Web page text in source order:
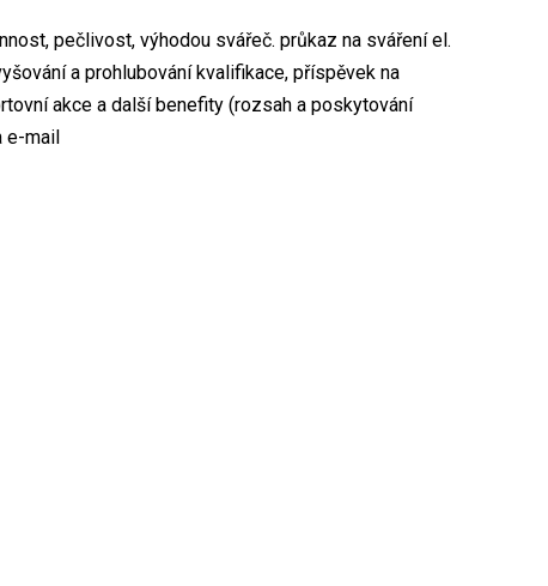
pečlivost, výhodou svářeč. průkaz na sváření el.
a prohlubování kvalifikace, příspěvek na
akce a další benefity (rozsah a poskytování
e-mail